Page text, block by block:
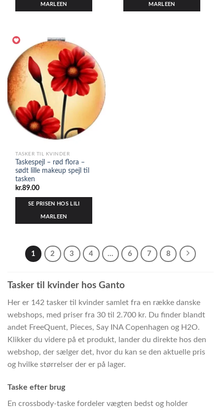
MARLEEN MARLEEN
TASKER TIL KVINDER
Taskespejl – rød flora –
sødt lille makeup spejl til
tasken
kr.89.00
SE PRISEN HOS LILI
MARLEEN
1 2 3 4 … 6 7 8
Tasker til kvinder hos Ganto
Her er 142 tasker til kvinder samlet fra en række danske
webshops, med priser fra 30 til 2.700 kr. Du finder blandt
andet FreeQuent, Pieces, Say INA Copenhagen og H2O.
Klikker du videre på et produkt, lander du direkte hos den
webshop, der sælger det, hvor du kan se den aktuelle pris
og hvilke størrelser der er på lager.
Taske efter brug
En crossbody-taske fordeler vægten bedst og holder